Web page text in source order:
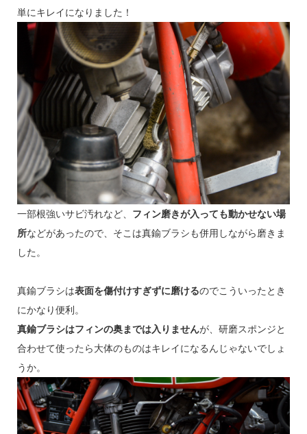
単にキレイになりました！
一部根強いサビ汚れなど、 フィン磨きが入っても動かせない場
所などがあったので、そこは真鍮ブラシも併用しながら磨きま
した。
真鍮ブラシは表面を傷付けすぎずに磨けるのでこういったとき
にかなり便利。
真鍮ブラシはフィンの奥までは入りませんが、研磨スポンジと
合わせて使ったら大体のものはキレイになるんじゃないでしょ
うか。